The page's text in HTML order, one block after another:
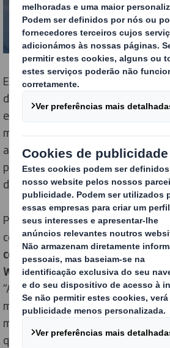
Embora os europeus estejam a
de compra, os especialistas
experiências nem sempre têm
menos de um em cada três
as compras online são o seu
preferido e 53% descreve oclick
dos dois mundos”, o físico e o
Para ajudar as marcas a
contexto, a DS Smith juntou-se ao
comportamental, professor Ivo
Warwick Business School (Reino
“As expetativas das pessoas em
mudaram. No entanto, à medida
modelo de compra combinado, os
queiram manter a fidelidade à